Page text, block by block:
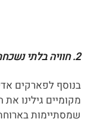
2. חוויה בלתי נשכחת מטייוואן?
בנוסף לפארקים
מקומיים גילינו